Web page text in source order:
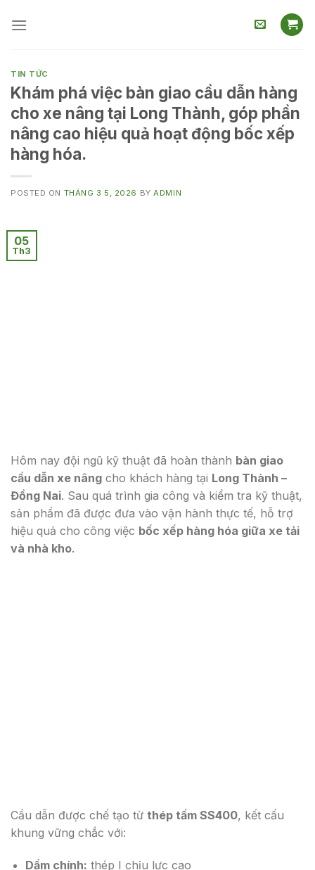
TIN TỨC
Khám phá việc bàn giao cầu dẫn hàng
cho xe nâng tại Long Thành, góp phần
nâng cao hiệu quả hoạt động bốc xếp
hàng hóa.
POSTED ON THÁNG 3 5, 2026 BYADMIN
05
Th3
Hôm nay đội ngũ kỹ thuật đã hoàn thành bàn giao
cầu dẫn xe nâng cho khách hàng tại Long Thành –
Đồng Nai. Sau quá trình gia công và kiểm tra kỹ thuật,
sản phẩm đã được đưa vào vận hành thực tế, hỗ trợ
hiệu quả cho công việc bốc xếp hàng hóa giữa xe tải
và nhà kho.
Cầu dẫn được chế tạo từ thép tấm SS400, kết cấu
khung vững chắc với:
Dầm chính: thép I chịu lực cao